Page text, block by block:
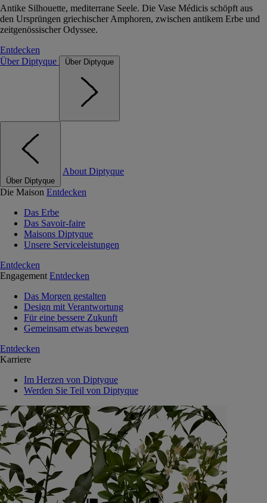
Antike Silhouette, mediterrane Seele. Die Vase Médicis schöpft aus
den Ursprüngen griechischer Amphoren, zwischen antikem Erbe und
zeitgenössischer Odyssee.
Entdecken
Über Diptyque
Über Diptyque
Über Diptyque
About Diptyque
Die Maison Entdecken
Das Erbe
Das Savoir-faire
Maisons Diptyque
Unsere Serviceleistungen
Entdecken
Engagement Entdecken
Das Morgen gestalten
Design mit Verantwortung
Für eine bessere Zukunft
Gemeinsam etwas bewegen
Entdecken
Karriere
Im Herzen von Diptyque
Werden Sie Teil von Diptyque